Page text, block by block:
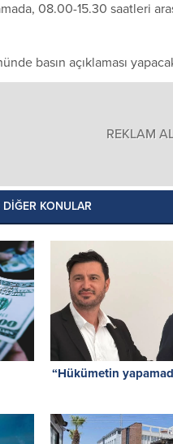
08.00-15.30 saatleri
basın açıklaması
REKLAM
KONULAR
“Hükümetin